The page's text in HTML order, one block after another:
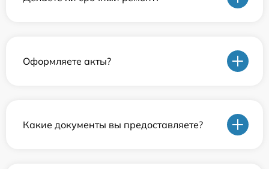
Оформляете акты?
Какие документы вы предоставляете?